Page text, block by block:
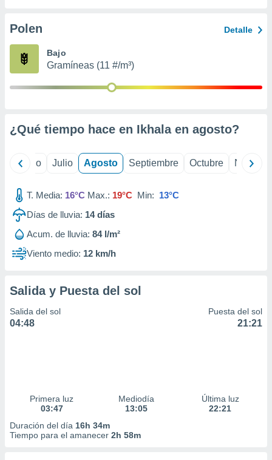
e
mediante
de
Polen Detalle
Bajo
Gramíneas (11 #/m³)
¿Qué tiempo hace en Ikhala en agosto?
Junio Julio Agosto Septiembre Octubre
T. Media: 16°C Max.: 19°C Min: 13°C
Días de lluvia: 14días
Acum. de lluvia: 84 l/m²
Viento medio: 12 km/h
Salida y Puesta del sol
Salida del sol
04:48
Puesta del sol
21:21
Primera luz
03:47
Mediodía
13:05
Última luz
22:21
Duración del día 16h 34m
Tiempo para el amanecer 2h 58m